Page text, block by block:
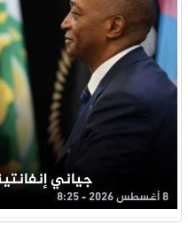
جياني
8 أغسطس 2026 - 8:25